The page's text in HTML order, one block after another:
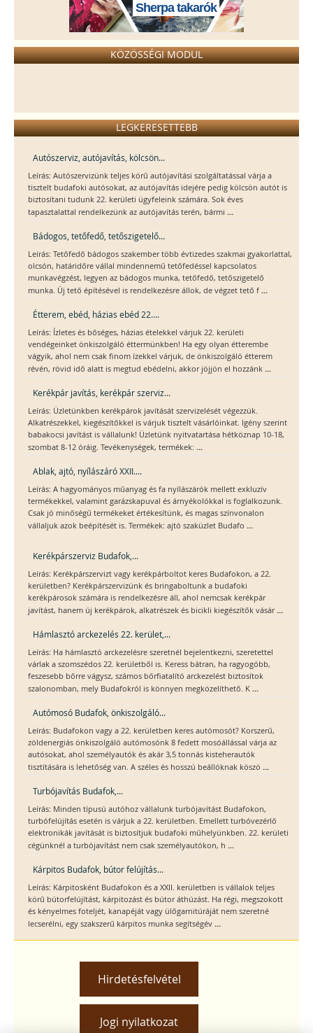
Sherpa takarók
KÖZÖSSÉGI MODUL
LEGKERESETTEBB
Autószerviz, autójavítás, kölcsön...
Leírás: Autószervizünk teljes körű autójavítási szolgáltatással várja a
tisztelt budafoki autósokat, az autójavítás idejére pedig kölcsön autót is
biztosítani tudunk 22. kerületi ügyfeleink számára. Sok éves
tapasztalattal rendelkezünk az autójavítás terén, bármi ...
Bádogos, tetőfedő, tetőszigetelő...
Leírás: Tetőfedő bádogos szakember több évtizedes szakmai gyakorlattal,
olcsón, határidőre vállal mindennemű tetőfedéssel kapcsolatos
munkavégzést, legyen az bádogos munka, tetőfedő, tetőszigetelő
munka. Új tető építésével is rendelkezésre állok, de végzet tető f ...
Étterem, ebéd, házias ebéd 22....
Leírás: Ízletes és bőséges, házias ételekkel várjuk 22. kerületi
vendégeinket önkiszolgáló éttermünkben! Ha egy olyan étterembe
vágyik, ahol nem csak finom ízekkel várjuk, de önkiszolgáló étterem
révén, rövid idő alatt is megtud ebédelni, akkor jöjjön el hozzánk ...
Kerékpár javítás, kerékpár szerviz...
Leírás: Üzletünkben kerékpárok javítását szervizelését végezzük.
Alkatrészekkel, kiegészítőkkel is várjuk tisztelt vásárlóinkat. Igény szerint
babakocsi javítást is vállalunk! Üzletünk nyitvatartása hétköznap 10-18,
szombat 8-12 óráig. Tevékenységek, termékek: ...
Ablak, ajtó, nyílászáró XXII....
Leírás: A hagyományos műanyag és fa nyílászárók mellett exkluzív
termékekkel, valamint garázskapuval és árnyékolókkal is foglalkozunk.
Csak jó minőségű termékeket értékesítünk, és magas színvonalon
vállaljuk azok beépítését is. Termékek: ajtó szaküzlet Budafo ...
Kerékpárszerviz Budafok,...
Leírás: Kerékpárszervizt vagy kerékpárboltot keres Budafokon, a 22.
kerületben? Kerékpárszervizünk és bringaboltunk a budafoki
kerékpárosok számára is rendelkezésre áll, ahol nemcsak kerékpár
javítást, hanem új kerékpárok, alkatrészek és bicikli kiegészítők vásár...
Hámlasztó arckezelés 22. kerület,...
Leírás: Ha hámlasztó arckezelésre szeretnél bejelentkezni, szeretettel
várlak a szomszédos 22. kerületből is. Keress bátran, ha ragyogóbb,
feszesebb bőrre vágysz, számos bőrfiatalító arckezelést biztosítok
szalonomban, mely Budafokról is könnyen megközelíthető. K ...
Autómosó Budafok, önkiszolgáló...
Leírás: Budafokon vagy a 22. kerületben keres autómosót? Korszerű,
zöldenergiás önkiszolgáló autómosónk 8 fedett mosóállással várja az
autósokat, ahol személyautók és akár 3,5 tonnás kisteherautók
tisztítására is lehetőség van. A széles és hosszú beállóknak köszö ...
Turbójavítás Budafok,...
Leírás: Minden típusú autóhoz vállalunk turbójavítást Budafokon,
turbófelújítás esetén is várjuk a 22. kerületben. Emellett turbóvezérlő
elektronikák javítását is biztosítjuk budafoki műhelyünkben. 22. kerületi
cégünknél a turbójavítást nem csak személyautókon, h ...
Kárpitos Budafok, bútor felújítás...
Leírás: Kárpitosként Budafokon és a XXII. kerületben is vállalok teljes
körű bútorfelújítást, kárpitozást és bútor áthúzást. Ha régi, megszokott
és kényelmes foteljét, kanapéját vagy ülőgarnitúráját nem szeretné
lecserélni, egy szakszerű kárpitos munka segítségév ...
Hirdetésfelvétel
Jogi nyilatkozat